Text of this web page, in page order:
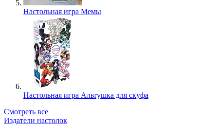
Настольная игра Мемы
Настольная игра Альтушка для скуфа
Смотреть все
Издатели настолок